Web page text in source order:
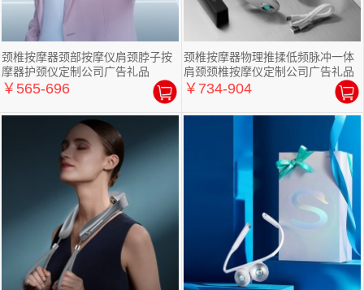
颈椎按摩器颈部按摩仪肩颈脖子按
摩器护颈仪定制公司广告礼品
￥565-696
颈椎按摩器物理推揉低频脉冲一体
肩颈颈椎按摩仪定制公司广告礼品
￥734-904